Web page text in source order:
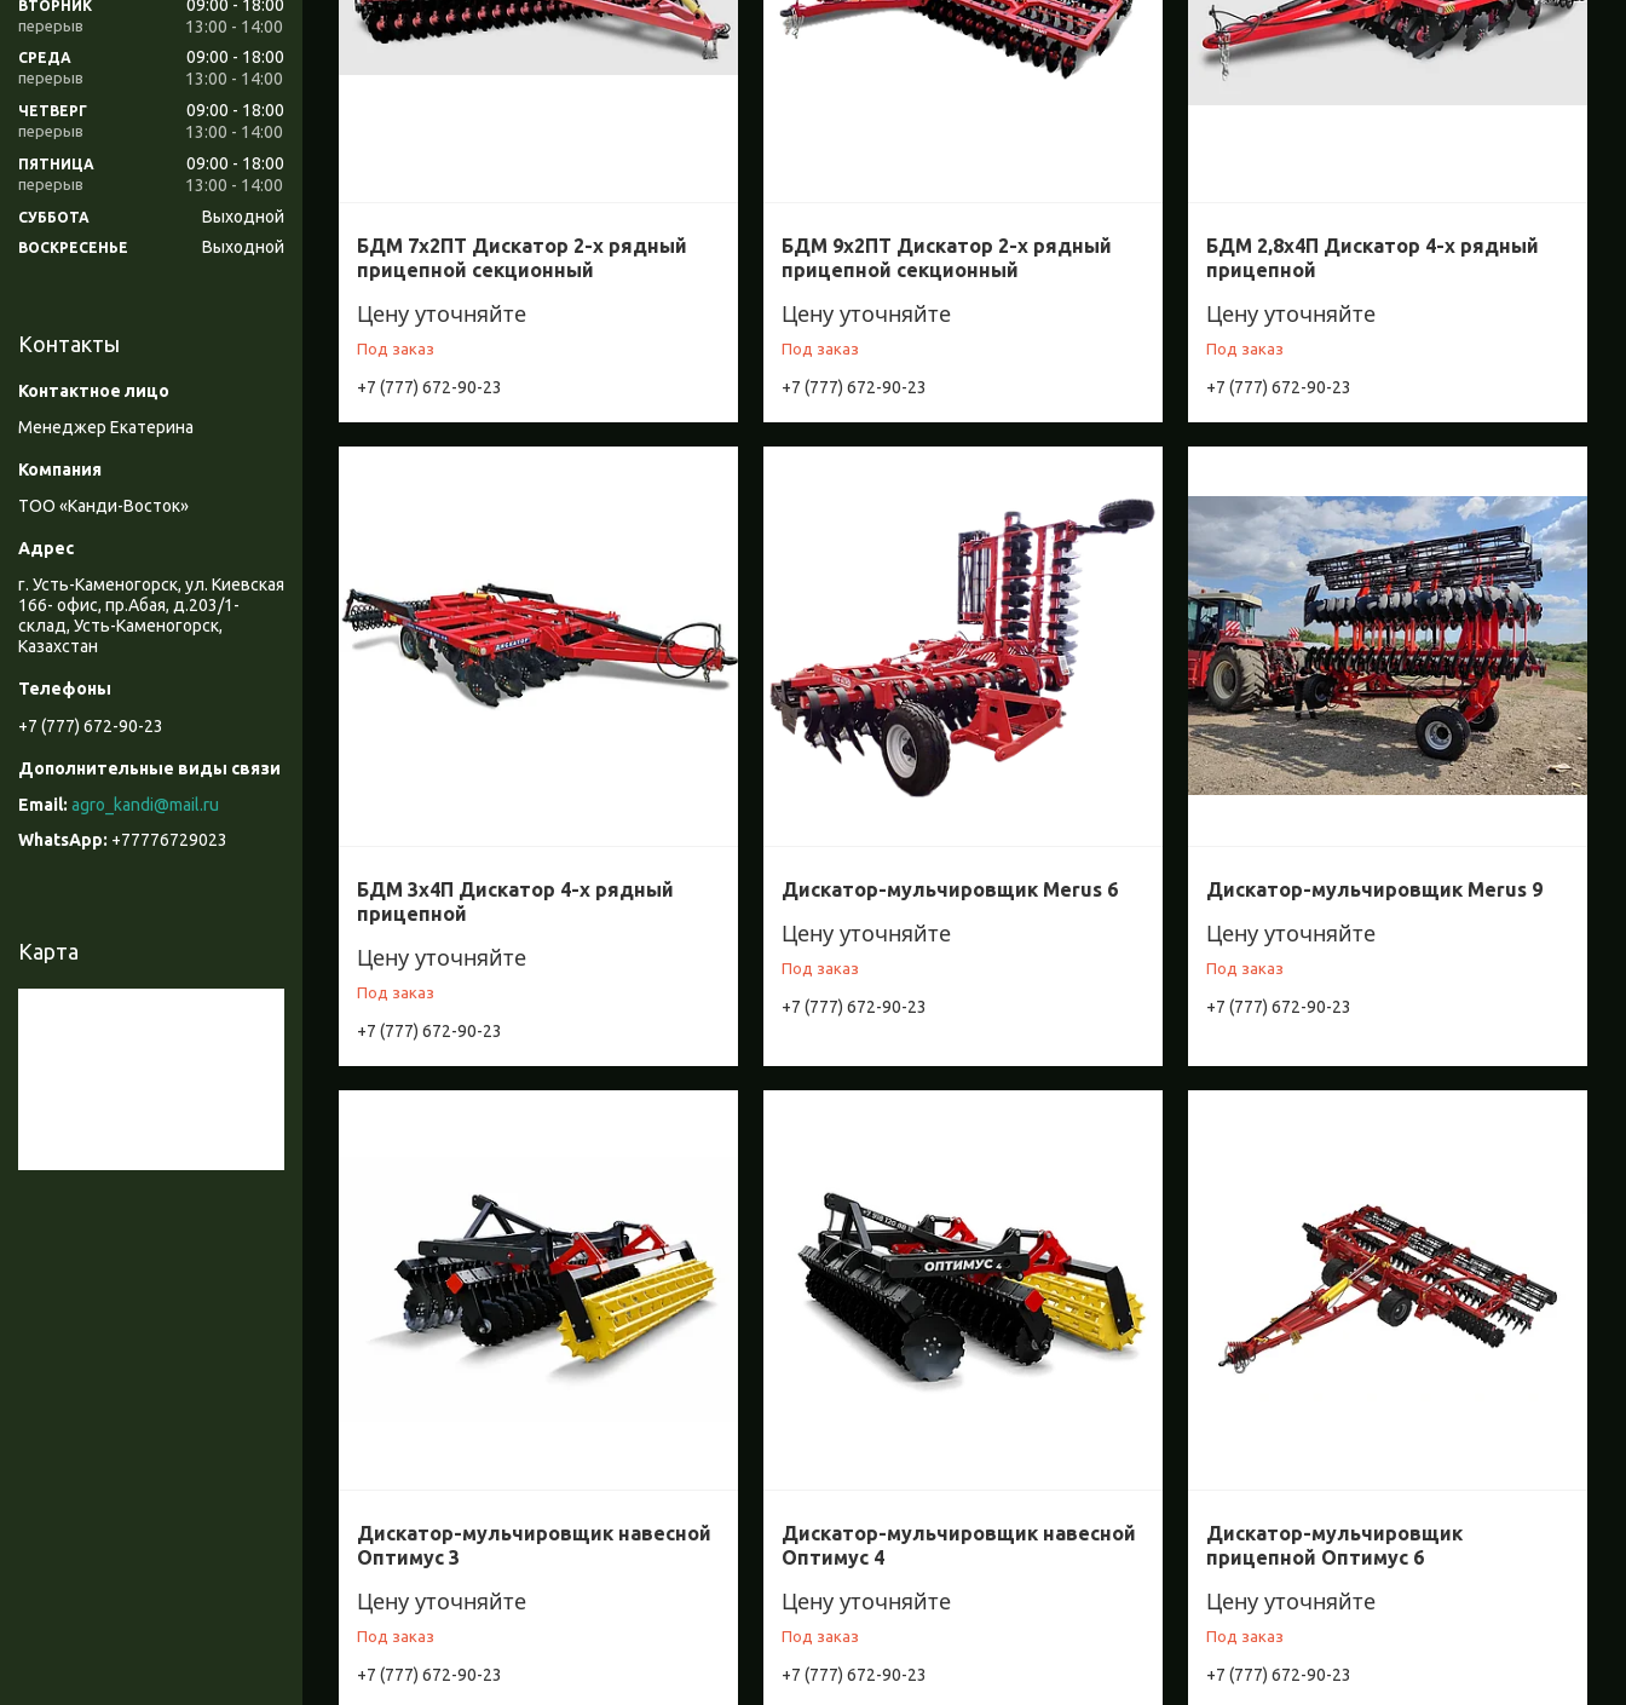
БДМ 7х2ПТ Дискатор 2-х рядный
прицепной секционный
Цену уточняйте
Под заказ
+7 (777) 672-90-23
БДМ 9х2ПТ Дискатор 2-х рядный
прицепной секционный
Цену уточняйте
Под заказ
+7 (777) 672-90-23
БДМ 2,8х4П Дискатор 4-х рядный
прицепной
Цену уточняйте
Под заказ
+7 (777) 672-90-23
БДМ 3х4П Дискатор 4-х рядный
прицепной
Цену уточняйте
Под заказ
+7 (777) 672-90-23
Дискатор-мульчировщик Merus 6
Цену уточняйте
Под заказ
+7 (777) 672-90-23
Дискатор-мульчировщик Merus 9
Цену уточняйте
Под заказ
+7 (777) 672-90-23
Дискатор-мульчировщик навесной
Оптимус 3
Цену уточняйте
Под заказ
+7 (777) 672-90-23
Дискатор-мульчировщик навесной
Оптимус 4
Цену уточняйте
Под заказ
+7 (777) 672-90-23
Дискатор-мульчировщик
прицепной Оптимус 6
Цену уточняйте
Под заказ
+7 (777) 672-90-23
ВТОРНИК 09:00
18:00
13:00
14:00
СРЕДА 09:00
18:00
13:00
14:00
ЧЕТВЕРГ 09:00
18:00
13:00
14:00
ПЯТНИЦА 09:00
18:00
13:00
14:00
СУББОТА Выходной
ВОСКРЕСЕНЬЕ Выходной
Контакты
Менеджер Екатерина
ТОО «Канди-Восток»
г. Усть-Каменогорск, ул. Киевская
166- офис, пр.Абая, д.203/1-
склад, Усть-Каменогорск,
Казахстан
+7 (777) 672-90-23
agro_kandi@mail.ru
+77776729023
Карта